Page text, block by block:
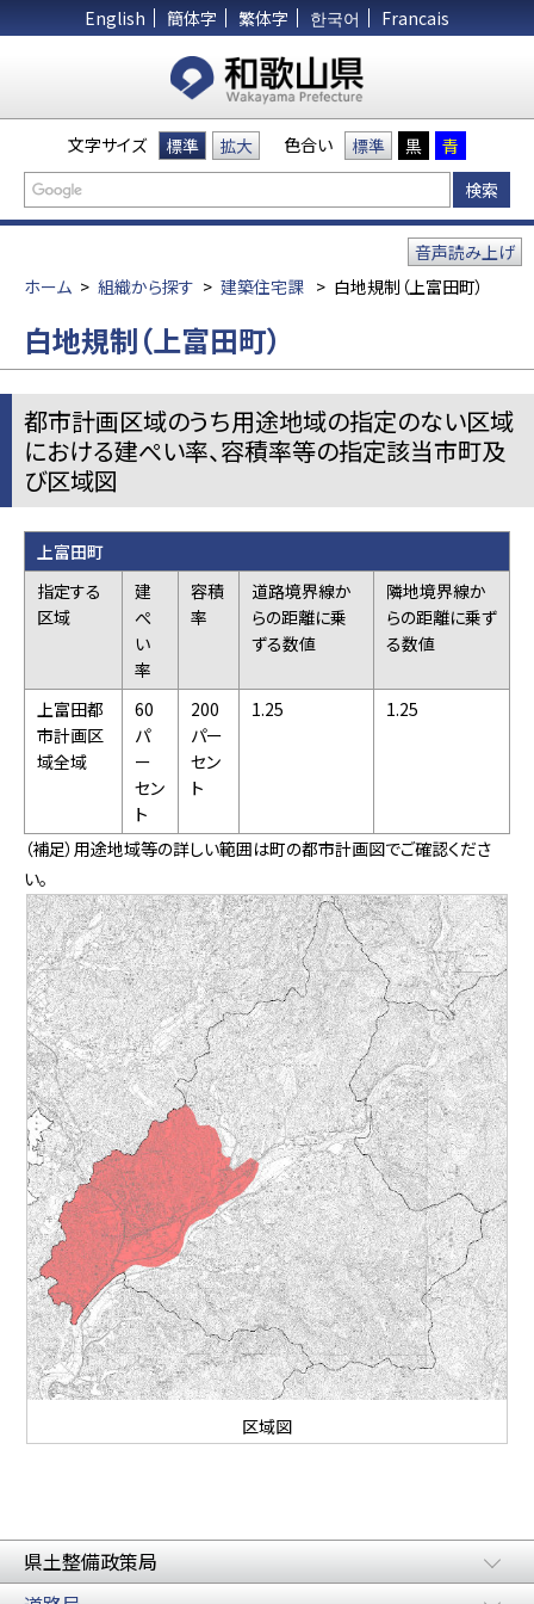
English 簡体字 繁体字 한국어 Francais
文字サイズ 標準 拡大 色合い 標準 黒 青
ホーム > 組織から探す > 建築住宅課 > 白地規制（上富田町）
音声読み上げ
白地規制（上富田町）
都市計画区域のうち用途地域の指定のない区域
における建ぺい率、容積率等の指定該当市町及
び区域図
上富田町
指定する
区域
建
ぺ
い
率
容積
率
道路境界線か
らの距離に乗
ずる数値
隣地境界線か
らの距離に乗ず
る数値
上富田都
市計画区
域全域
60
パ
ー
セン
ト
200
パー
セン
ト
1.25 1.25
（補足）用途地域等の詳しい範囲は町の都市計画図でご確認くださ
い。
区域図
県土整備政策局